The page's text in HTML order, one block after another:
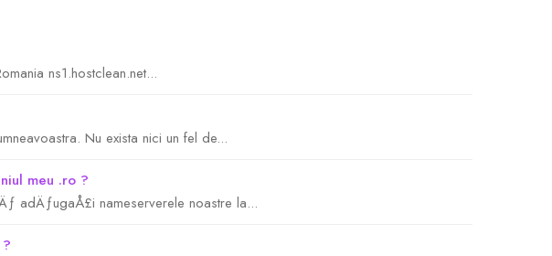
ns1.hostclean.net...
Nu exista nici un fel de...
meu .ro ?
adÄƒugaÅ£i nameserverele noastre la...